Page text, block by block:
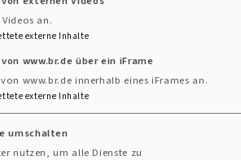
Vorherige Seite
Seite Seite
1
… Weiter >
an.
externe Inhalte
www.br.de über ein iFrame
www.br.de innerhalb eines iFrames an.
externe Inhalte
umschalten
nutzen, um alle Dienste zu